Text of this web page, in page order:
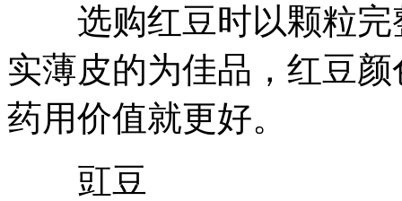
选购红豆时以颗粒完
实薄皮的为佳品，红豆
药用价值就更好。
豇豆